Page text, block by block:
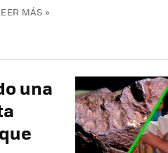
MÁS »
una